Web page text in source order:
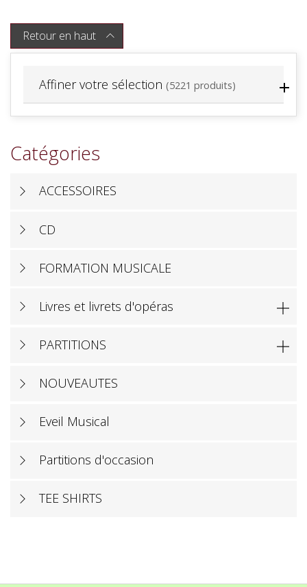
Affiner votre sélection (5221 produits)
Catégories
ACCESSOIRES
CD
FORMATION MUSICALE
Livres et livrets d'opéras 
PARTITIONS 
NOUVEAUTES
Eveil Musical
Partitions d'occasion
TEE SHIRTS
Retour en haut 